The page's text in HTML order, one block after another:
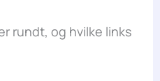
rundt, og hvilke links